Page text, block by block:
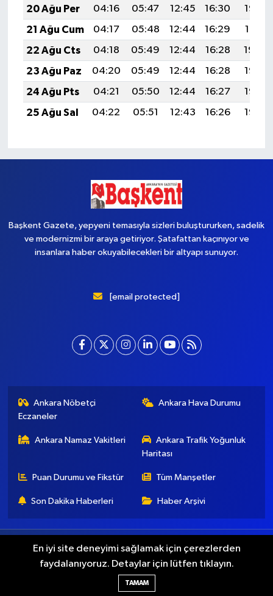
20 Ağu Per
04:16 05:47 12:45 16:30
19:33
21 Ağu Cum
04:17 05:48 12:44 16:29
19:31
22 Ağu Cts
04:18 05:49 12:44 16:28
19:30
23 Ağu Paz
04:20 05:49 12:44 16:28
19:28
24 Ağu Pts
04:21 05:50 12:44 16:27
19:27
25 Ağu Sal
04:22 05:51 12:43 16:26 19:26
Başkent Gazete, yepyeni temasıyla sizleri buluştururken, sadelik
ve modernizmi bir araya getiriyor. Şatafattan kaçınıyor ve
insanlara haber okuyabilecekleri bir altyapı sunuyor.
[email protected]
Ankara Nöbetçi
Eczaneler
Ankara Hava Durumu
Ankara Namaz Vakitleri
Ankara Trafik Yoğunluk
Haritası
Puan Durumu ve Fikstür Tüm Manşetler
Son Dakika Haberleri Haber Arşivi
Künye İletişim Gizlilik Koşulları
Haber Yazılımı:
En iyi site deneyimi sağlamak için çerezlerden
faydalanıyoruz. Detaylar için lütfen tıklayın.
TAMAM